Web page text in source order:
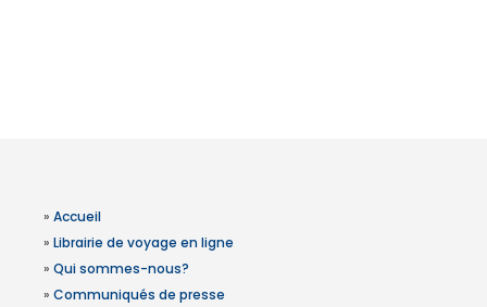
» Accueil
» Librairie de voyage en ligne
» Qui sommes-nous?
» Communiqués de presse